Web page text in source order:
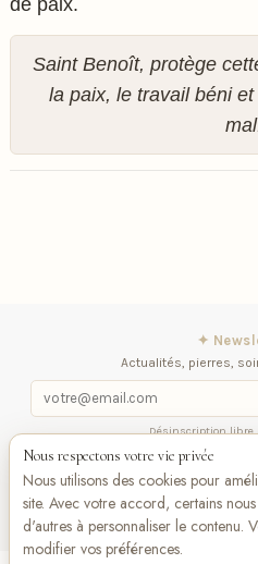
Saint Benoît, protège
la paix, le travail béni
✦
Actualités, pierres,
Désinscription libre
iqitlinksmanager module
Nous respectons votre vie privée
Nous utilisons des cookies pour
site. Avec votre accord, certains
d'autres à personnaliser le contenu.
modifier vos préférences.